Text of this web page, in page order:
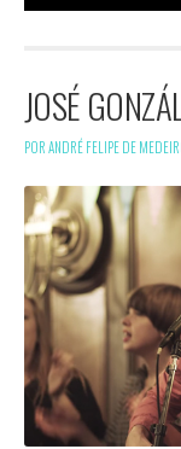
JOSÉ
POR ANDRÉ FELIPE DE